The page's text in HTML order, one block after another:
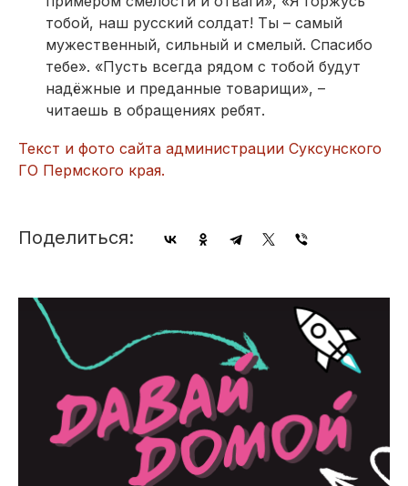
тобой, наш русский солдат! Ты – самый
мужественный, сильный и смелый. Спасибо
тебе». «Пусть всегда рядом с тобой будут
надёжные и преданные товарищи», –
читаешь в обращениях ребят.
Текст и фото сайта администрации Суксунского
ГО Пермского края.
Поделиться: